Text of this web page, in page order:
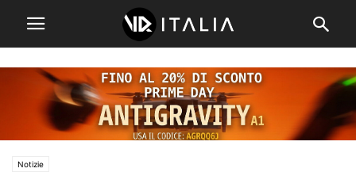
Notizie